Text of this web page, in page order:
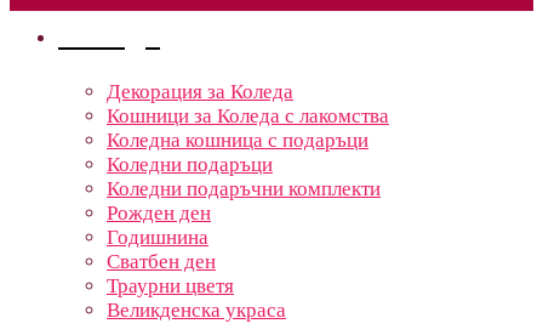
Декорация за Коледа
Кошници за Коледа с лакомства
Коледна кошница с подаръци
Коледни подаръци
Коледни подаръчни комплекти
Рожден ден
Годишнина
Сватбен ден
Траурни цветя
Великденска украса